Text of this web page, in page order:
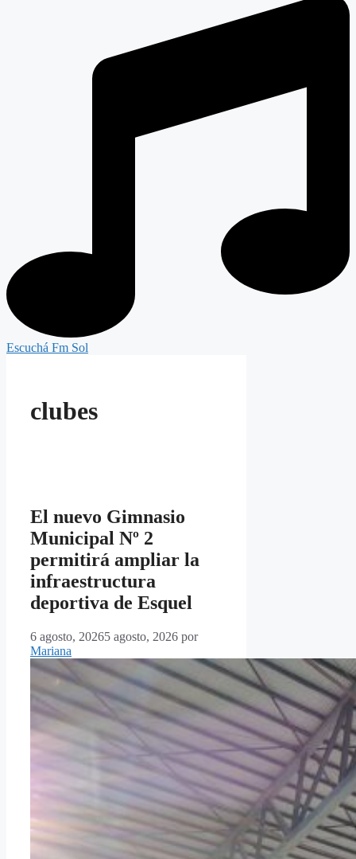
Escuchá Fm Sol
clubes
El nuevo Gimnasio
Municipal Nº 2
permitirá ampliar la
infraestructura
deportiva de Esquel
6 agosto, 20265 agosto, 2026 por
Mariana